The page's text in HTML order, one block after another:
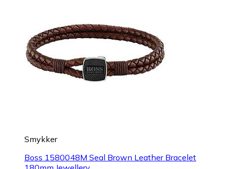
Smykker
Boss 1580048M Seal Brown Leather Bracelet